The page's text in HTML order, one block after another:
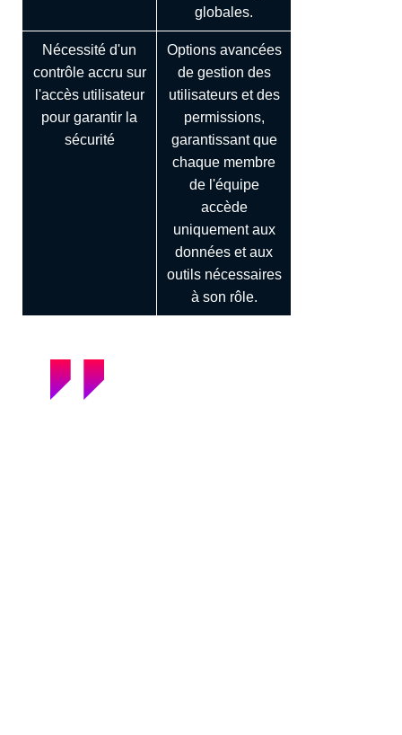
globales.
Nécessité d'un
contrôle accru sur
l'accès utilisateur
pour garantir la
sécurité
Options avancées
de gestion des
utilisateurs et des
permissions,
garantissant que
chaque membre
de l'équipe
accède
uniquement aux
données et aux
outils nécessaires
à son rôle.